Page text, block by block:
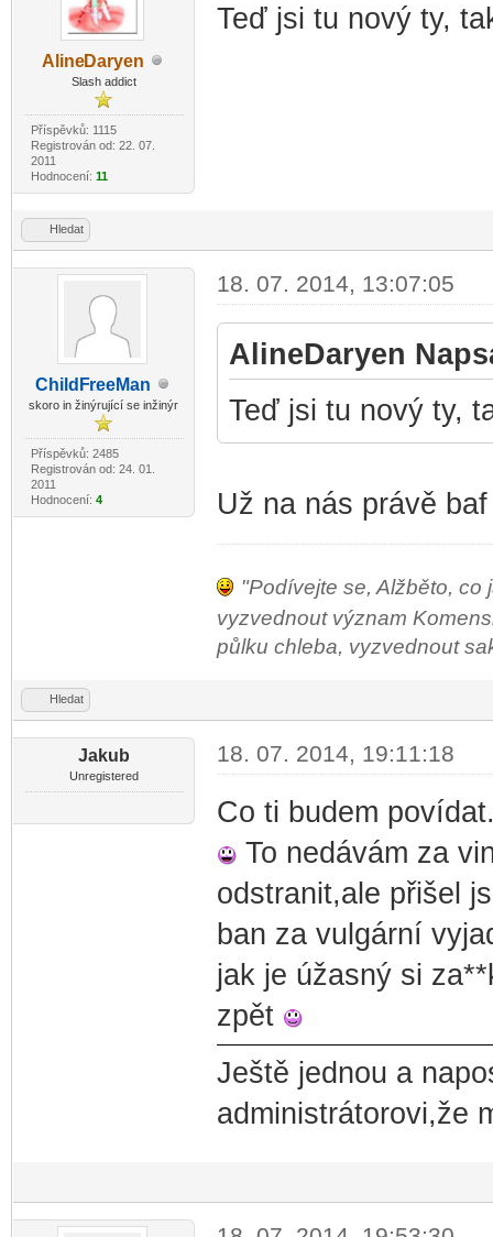
AlineDaryen
Slash addict
Příspěvků: 1115
Registrován od: 22. 07.
2011
Hodnocení: 11
Teď jsi tu nový ty,
Hledat
ChildFreeMan
skoro in žinýrující se inžinýr
Příspěvků: 2485
Registrován od: 24. 01.
2011
Hodnocení: 4
18. 07. 2014, 13:07:05
AlineDaryen
Teď jsi tu nový ty,
Už na nás právě baf
"Podívejte se, Alžběto, co
vyzvednout význam
půlku chleba, vyzvednout
Hledat
Jakub
Unregistered
18. 07. 2014, 19:11:18
Co ti budem
To nedávám za
odstranit,ale přišel
ban za vulgární
jak je úžasný si
zpět
Ještě jednou a
administrátorovi,že